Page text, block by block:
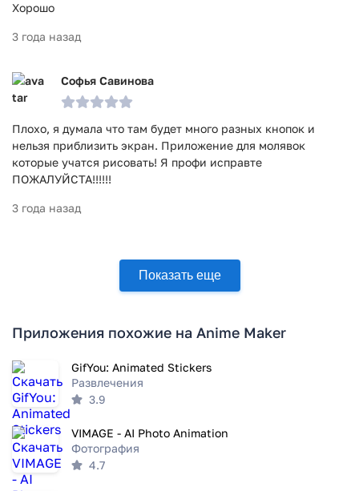
Хорошо
3 года назад
Софья Савинова
Плохо, я думала что там будет много разных кнопок и
нельзя приблизить экран. Приложение для молявок
которые учатся рисовать! Я профи исправте
ПОЖАЛУЙСТА!!!!!!
3 года назад
Показать еще
Приложения похожие на Anime Maker
GifYou: Animated Stickers
Развлечения
3.9
VIMAGE - AI Photo Animation
Фотография
4.7